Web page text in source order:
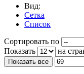
Вид:
Сетка
Список
Сортировать по
Показать
на
Показать все